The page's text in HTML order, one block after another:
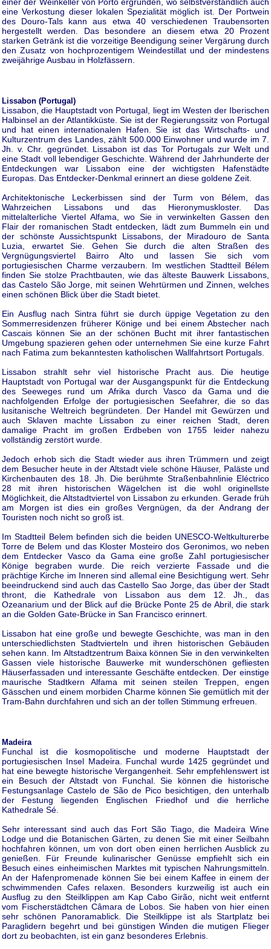
eine Verkostung dieser lokalen Spezialität möglich ist. Der Portwein
des Douro-Tals kann aus etwa 40 verschiedenen Traubensorten
hergestellt werden. Das besondere an diesem etwa 20 Prozent
starken Getränk ist die vorzeitige Beendigung seiner Vergärung durch
den Zusatz von hochprozentigem Weindestillat und der mindestens
zweijährige Ausbau in Holzfässern.
Lissabon (Portugal)
Lissabon, die Hauptstadt von Portugal, liegt im Westen der Iberischen
Halbinsel an der Atlantikküste. Sie ist der Regierungssitz von Portugal
und hat einen internationalen Hafen. Sie ist das Wirtschafts- und
Kulturzentrum des Landes, zählt 500.000 Einwohner und wurde im 7.
Jh. v. Chr. gegründet. Lissabon ist das Tor Portugals zur Welt und
eine Stadt voll lebendiger Geschichte. Während der Jahrhunderte der
Entdeckungen war Lissabon eine der wichtigsten Hafenstädte
Europas. Das Entdecker-Denkmal erinnert an diese goldene Zeit.
Architektonische Leckerbissen sind der Turm von Bélem, das
Wahrzeichen Lissabons und das Hieronymuskloster. Das
mittelalterliche Viertel Alfama, wo Sie in verwinkelten Gassen den
Flair der romanischen Stadt entdecken, lädt zum Bummeln ein und
der schönste Aussichtspunkt Lissabons, der Miradouro de Santa
Luzia, erwartet Sie. Gehen Sie durch die alten Straßen des
Vergnügungsviertel Bairro Alto und lassen Sie sich vom
portugiesischen Charme verzaubern. Im westlichen Stadtteil Bélem
finden Sie stolze Prachtbauten, wie das älteste Bauwerk Lissabons,
das Castelo São Jorge, mit seinen Wehrtürmen und Zinnen, welches
einen schönen Blick über die Stadt bietet.
Ein Ausflug nach Sintra führt sie durch üppige Vegetation zu den
Sommerresidenzen früherer Könige und bei einem Abstecher nach
Cascais können Sie an der schönen Bucht mit ihrer fantastischen
Umgebung spazieren gehen oder unternehmen Sie eine kurze Fahrt
nach Fatima zum bekanntesten katholischen Wallfahrtsort Portugals.
Lissabon strahlt sehr viel historische Pracht aus. Die heutige
Hauptstadt von Portugal war der Ausgangspunkt für die Entdeckung
des Seeweges rund um Afrika durch Vasco da Gama und die
nachfolgenden Erfolge der portugiesischen Seefahrer, die so das
lusitanische Weltreich begründeten. Der Handel mit Gewürzen und
auch Sklaven machte Lissabon zu einer reichen Stadt, deren
damalige Pracht im großen Erdbeben von 1755 leider nahezu
vollständig zerstört wurde.
Jedoch erhob sich die Stadt wieder aus ihren Trümmern und zeigt
dem Besucher heute in der Altstadt viele schöne Häuser, Paläste und
Kirchenbauten des 18. Jh. Die berühmte Straßenbahnlinie Eléctrico
28 mit ihren historischen Wägelchen ist die wohl originellste
Möglichkeit, die Altstadtviertel von Lissabon zu erkunden. Gerade früh
am Morgen ist dies ein großes Vergnügen, da der Andrang der
Touristen noch nicht so groß ist.
Im Stadtteil Belem befinden sich die beiden UNESCO-Weltkulturerbe
Torre de Belem und das Kloster Mosteiro dos Geronimos, wo neben
dem Entdecker Vasco da Gama eine große Zahl portugiesischer
Könige begraben wurde. Die reich verzierte Fassade und die
prächtige Kirche im Inneren sind allemal eine Besichtigung wert. Sehr
beeindruckend sind auch das Castello Sao Jorge, das über der Stadt
thront, die Kathedrale von Lissabon aus dem 12. Jh., das
Ozeanarium und der Blick auf die Brücke Ponte 25 de Abril, die stark
an die Golden Gate-Brücke in San Francisco erinnert.
Lissabon hat eine große und bewegte Geschichte, was man in den
unterschiedlichsten Stadtvierteln und ihren historischen Gebäuden
sehen kann. Im Altstadtzentrum Baixa können Sie in den verwinkelten
Gassen viele historische Bauwerke mit wunderschönen gefliesten
Häuserfassaden und interessante Geschäfte entdecken. Der einstige
maurische Stadtkern Alfama mit seinen steilen Treppen, engen
Gässchen und einem morbiden Charme können Sie gemütlich mit der
Tram-Bahn durchfahren und sich an der tollen Stimmung erfreuen.
Madeira
Funchal ist die kosmopolitische und moderne Hauptstadt der
portugiesischen Insel Madeira. Funchal wurde 1425 gegründet und
hat eine bewegte historische Vergangenheit. Sehr empfehlenswert ist
ein Besuch der Altstadt von Funchal. Sie können die historische
Festungsanlage Castelo de São de Pico besichtigen, den unterhalb
der Festung liegenden Englischen Friedhof und die herrliche
Kathedrale Sé.
Sehr interessant sind auch das Fort São Tiago, die Madeira Wine
Lodge und die Botanischen Gärten, zu denen Sie mit einer Seilbahn
hochfahren können, um von dort oben einen herrlichen Ausblick zu
genießen. Für Freunde kulinarischer Genüsse empfiehlt sich ein
Besuch eines einheimischen Marktes mit typischen Nahrungsmitteln.
An der Hafenpromenade können Sie bei einem Kaffee in einem der
schwimmenden Cafes relaxen. Besonders kurzweilig ist auch ein
Ausflug zu den Steilklippen am Kap Cabo Girão, nicht weit entfernt
vom Fischerstädtchen Câmara de Lobos. Sie haben von hier einen
sehr schönen Panoramablick. Die Steilklippe ist als Startplatz bei
Paraglidern begehrt und bei günstigen Winden die mutigen Flieger
dort zu beobachten, ist ein ganz besonderes Erlebnis.